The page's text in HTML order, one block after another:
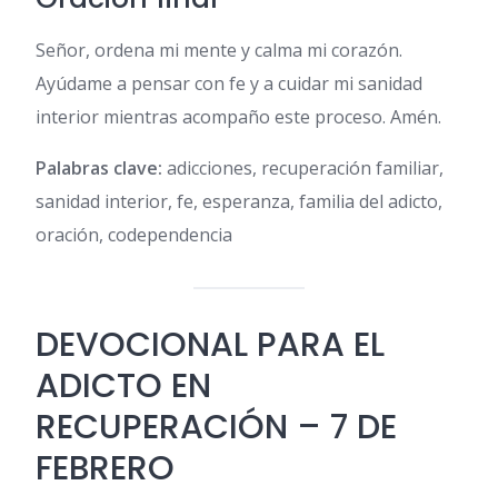
Señor, ordena mi mente y calma mi corazón.
Ayúdame a pensar con fe y a cuidar mi sanidad
interior mientras acompaño este proceso. Amén.
Palabras clave: adicciones, recuperación familiar,
sanidad interior, fe, esperanza, familia del adicto,
oración, codependencia
DEVOCIONAL PARA EL
ADICTO EN
RECUPERACIÓN – 7 DE
FEBRERO